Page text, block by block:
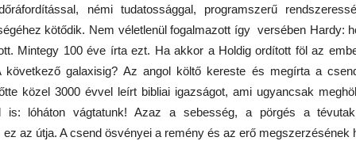
némi tudatossággal, programszerű
kötődik. Nem véletlenül fogalmazott így versében Hardy:
Mintegy 100 éve írta ezt. Ha akkor a Holdig ordított föl az
következő galaxisig? Az angol költő kereste és megírta a
közel 3000 évvel leírt bibliai igazságot, ami ugyancsak
lóháton vágtatunk! Azaz a sebesség, a pörgés a
az útja. A csend ösvényei a remény és az erő megszerzésének
az idő, hogy uralkodjunk az eszközeink felett,
azok uralkodnának rajtunk.”
elején elektronikus kötet formájában megjelenik e sorok írója
első kötete. A sorozat címe: A digitális túlélés
– teológiai stratégiai vázlat a jövőért.
LETTERA DOXOLOGICA --- ISTENT MAGASZTALÓ
ŐSZINTE, NYÍLT LEVÉL
DOXOLOGICA